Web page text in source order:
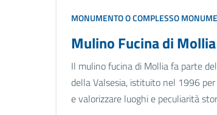
MONUMENTO O COMPLESSO
Mulino Fucina di Mollia
Il mulino fucina di Mollia fa parte
della Valsesia, istituito nel 1996
e valorizzare luoghi e peculiarità